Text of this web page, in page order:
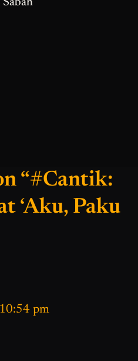
“#Cantik:
‘Aku, Paku
pm